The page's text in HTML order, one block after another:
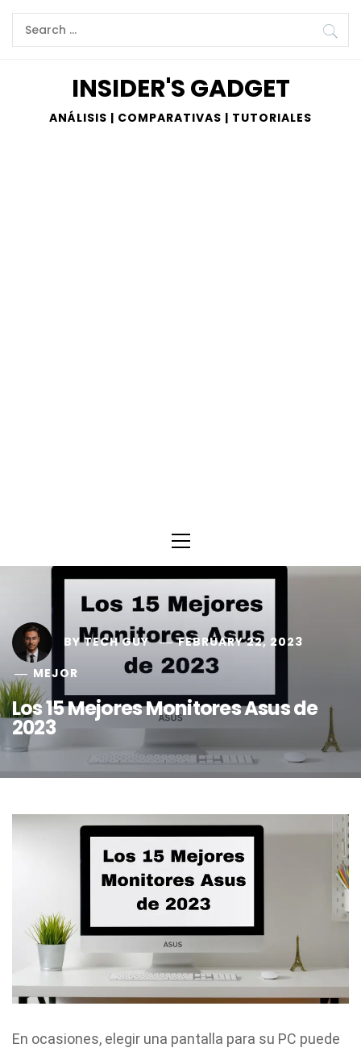
Skip
Search
for:
INSIDER'S GADGET
ANÁLISIS | COMPARATIVAS | TUTORIALES
Menu
BYTECH GUY
FEBRUARY 22, 2023
MEJOR
Los 15 Mejores Monitores Asus de
2023
En ocasiones, elegir una pantalla para su PC puede